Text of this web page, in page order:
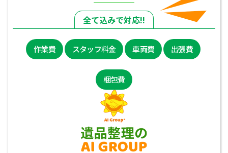
全て込みで対応!!
作業費 スタッフ料金 車両費 出張費
梱包費